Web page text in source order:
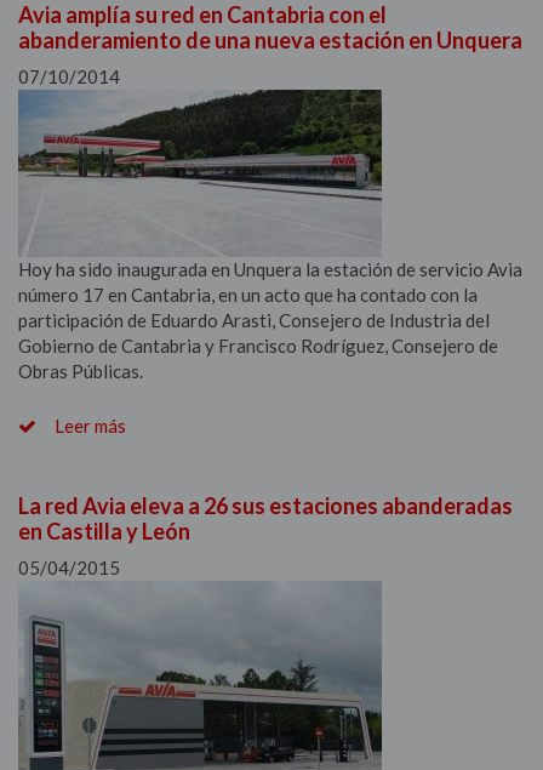
Avia amplía su red en Cantabria con el
abanderamiento de una nueva estación en Unquera
07/10/2014
Hoy ha sido inaugurada en Unquera la estación de servicio Avia
número 17 en Cantabria, en un acto que ha contado con la
participación de Eduardo Arasti, Consejero de Industria del
Gobierno de Cantabria y Francisco Rodríguez, Consejero de
Obras Públicas.
Leer más
La red Avia eleva a 26 sus estaciones abanderadas
en Castilla y León
05/04/2015